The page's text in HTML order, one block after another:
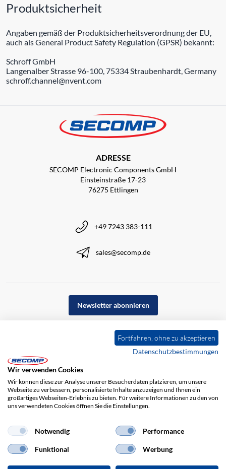
Produktsicherheit
Angaben gemäß der Produktsicherheitsverordnung der EU,
auch als General Product Safety Regulation (GPSR) bekannt:
Schroff GmbH
Langenalber Strasse 96-100, 75334 Straubenhardt, Germany
schroff.channel@nvent.com
ADRESSE
SECOMP Electronic Components GmbH
Einsteinstraße 17-23
76275 Ettlingen
+49 7243 383-111
sales@secomp.de
Newsletter abonnieren
Impressum Haftungsausschluss
Fortfahren, ohne zu akzeptieren
Datenschutzbestimmungen
Wir verwenden Cookies
Wir können diese zur Analyse unserer Besucherdaten platzieren, um unsere
Webseite zu verbessern, personalisierte Inhalte anzuzeigen und Ihnen ein
großartiges Webseiten-Erlebnis zu bieten. Für weitere Informationen zu den von
uns verwendeten Cookies öffnen Sie die Einstellungen.
Notwendig Performance
Funktional Werbung